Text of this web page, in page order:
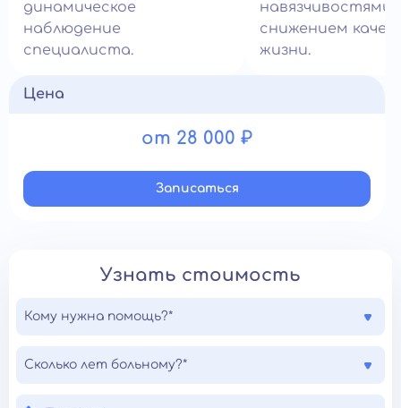
динамическое
наблюдение
специалиста.
навязчивостями
снижением
жизни.
Цена
от 28 000 ₽
Записатьcя
Узнать стоимость
Кому нужна помощь?*
Сколько лет больному?*